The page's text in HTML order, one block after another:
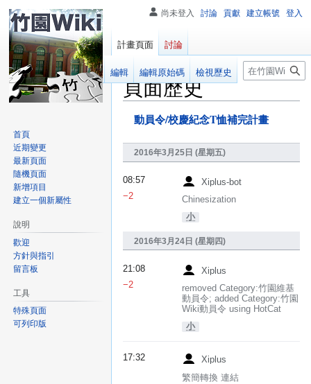
頁面歷史
覽
尋
動員令/校慶紀念T恤補完計畫
2016年3月25日 (星期五)
Xiplus-bot
Chinesization
小
08:57
−2
2016年3月24日 (星期四)
Xiplus
removed Category:竹園維基
動員令; added Category:竹園
Wiki動員令 using HotCat
小
21:08
−2
Xiplus
繁簡轉換 連結
17:32
尚未登入 討論 貢獻 建立帳號 登入
計畫頁面 討論
閱讀 編輯 編輯原始碼 檢視歷史
搜
首頁
近期變更
最新頁面
隨機頁面
新增項目
建立一個新屬性
說明
歡迎
方針與指引
留言板
工具
特殊頁面
可列印版